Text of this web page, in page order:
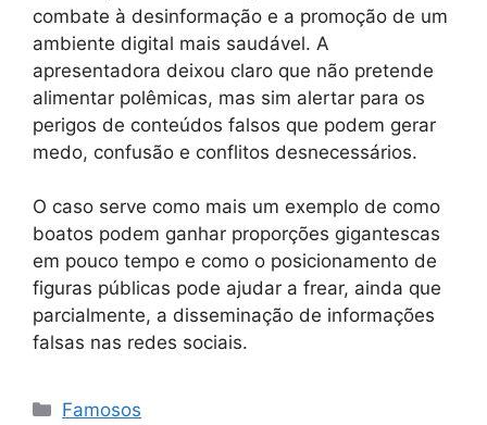
combate à desinformação e a promoção de um
ambiente digital mais saudável. A
apresentadora deixou claro que não pretende
alimentar polêmicas, mas sim alertar para os
perigos de conteúdos falsos que podem gerar
medo, confusão e conflitos desnecessários.
O caso serve como mais um exemplo de como
boatos podem ganhar proporções gigantescas
em pouco tempo e como o posicionamento de
figuras públicas pode ajudar a frear, ainda que
parcialmente, a disseminação de informações
falsas nas redes sociais.
Categorias
Famosos